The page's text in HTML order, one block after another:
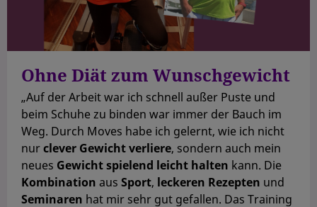
Ohne Diät zum Wunschgewicht
„Auf der Arbeit war ich schnell außer Puste und
beim Schuhe zu binden war immer der Bauch im
Weg. Durch Moves habe ich gelernt, wie ich nicht
nurclever Gewicht verliere, sondern auch mein
neues Gewicht spielend leicht halten kann. Die
Kombination aus Sport, leckeren Rezepten und
Seminaren hat mir sehr gut gefallen. Das Training